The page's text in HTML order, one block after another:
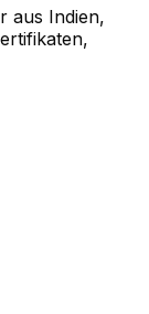
aus Indien,